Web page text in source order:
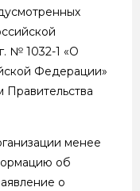
№ 1032-1 «О
Федерации»
менее
об
о